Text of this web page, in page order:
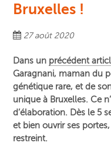
Bruxelles !
27 août 2020
Dans un précédent
Garagnani, maman du
génétique rare, et de
unique à Bruxelles. Ce
d’élaboration. Dès le 5
et bien ouvrir ses
restreint.